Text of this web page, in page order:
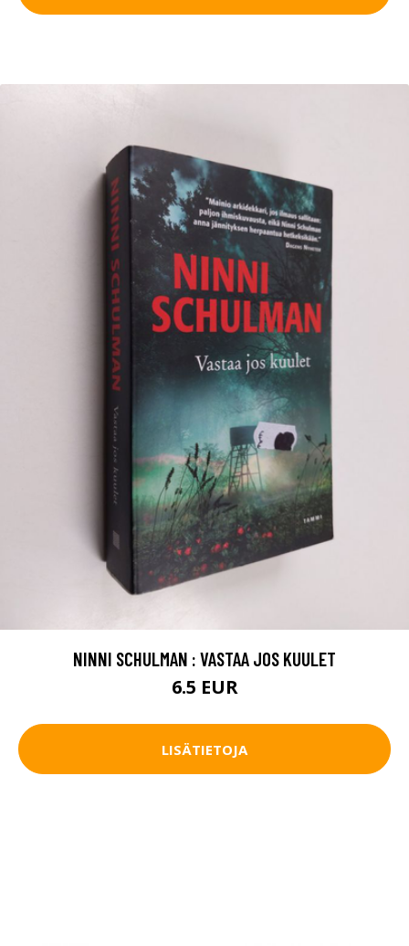
NINNI SCHULMAN : VASTAA JOS KUULET
6.5 EUR
LISÄTIETOJA